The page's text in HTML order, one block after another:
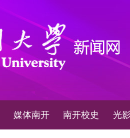
媒体南开 南开校史 光